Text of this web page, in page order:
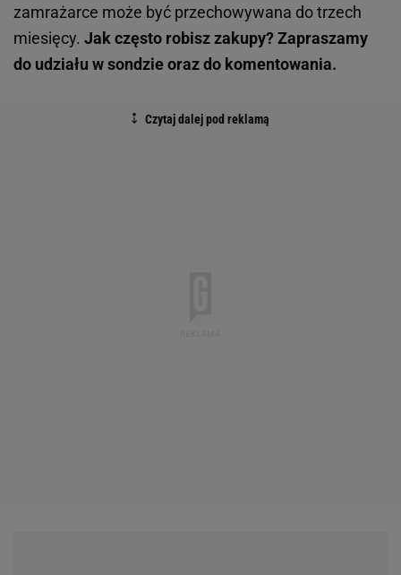
zamrażarce może być przechowywana do trzech
miesięcy. Jak często robisz zakupy? Zapraszamy
do udziału w sondzie oraz do komentowania.